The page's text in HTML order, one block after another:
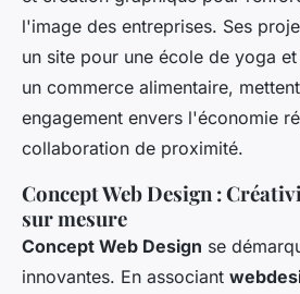
l'image des entreprises. Ses
un site pour une école de yoga
un commerce alimentaire,
engagement envers l'économie
collaboration de proximité.
Concept Web Design :
sur mesure
Concept Web Design se
innovantes. En associant